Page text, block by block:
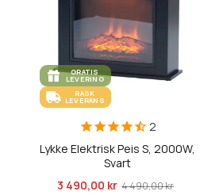
GRATIS
LEVERING
RASK
LEVERANS
2
Lykke Elektrisk Peis S, 2000W,
Svart
3 490,00 kr 4 490,00 kr